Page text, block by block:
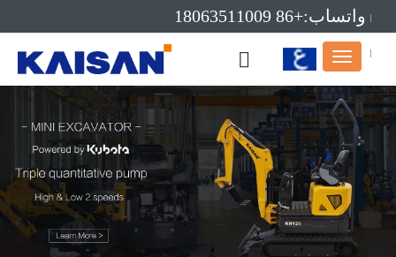
واتساب:+86 18063511009
بريد إلكتروني:info@kaisanmachinery.com